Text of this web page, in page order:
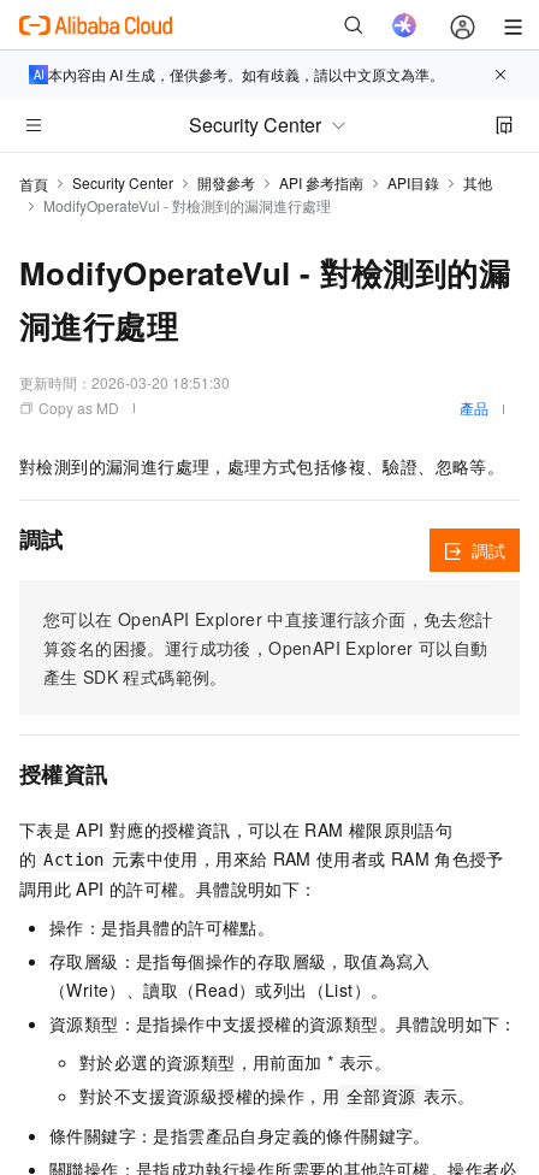
本內容由 AI 生成，僅供參考。如有歧義，請以中文原文為準。
Security Center
首頁 Security Center 開發參考 API 參考指南 API目錄
其他
ModifyOperateVul - 對檢測到的漏洞進行處理
ModifyOperateVul - 對檢測到的漏
洞進行處理
更新時間： 2026-03-20 18:51:30
Copy as MD
產品
對檢測到的漏洞進行處理，處理方式包括修複、驗證、忽略等。
調試
您可以在 OpenAPI Explorer 中直接運行該介面，免去您計
算簽名的困擾。運行成功後，OpenAPI Explorer 可以自動
產生 SDK 程式碼範例。
調試
授權資訊
下表是 API 對應的授權資訊，可以在 RAM 權限原則語句
的 Action 元素中使用，用來給 RAM 使用者或 RAM 角色授予
調用此 API 的許可權。具體說明如下：
操作：是指具體的許可權點。
存取層級：是指每個操作的存取層級，取值為寫入
（Write）、讀取（Read）或列出（List）。
資源類型：是指操作中支援授權的資源類型。具體說明如下：
對於必選的資源類型，用前面加 * 表示。
對於不支援資源級授權的操作，用 全部資源 表示。
條件關鍵字：是指雲產品自身定義的條件關鍵字。
關聯操作：是指成功執行操作所需要的其他許可權。操作者必